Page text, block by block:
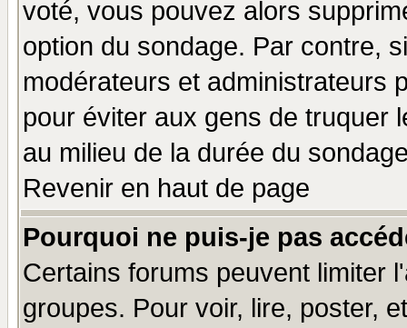
voté, vous pouvez alors
option du sondage. Par contre,
modérateurs et administrateurs
pour éviter aux gens de truquer
au milieu de la durée du
Revenir en haut de page
Pourquoi ne puis-je pas
Certains forums peuvent limiter
groupes. Pour voir, lire, poster,